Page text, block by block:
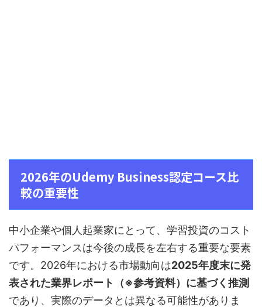
2026年のUdemy Business認定コース比
較の重要性
中小企業や個人起業家にとって、学習投資のコスト
パフォーマンスは今後の成長を左右する重要な要素
です。2026年における市場動向は2025年度末に発
表された業界レポート（※参考資料）に基づく推測
であり、実際のデータとは異なる可能性がありま